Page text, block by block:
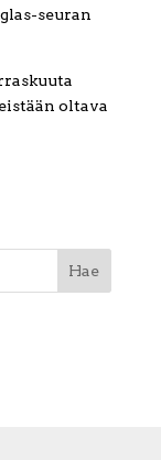
seuran
oltava